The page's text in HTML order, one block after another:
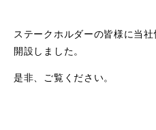
ステークホルダーの皆様に当
開設しました。
是非、ご覧ください。